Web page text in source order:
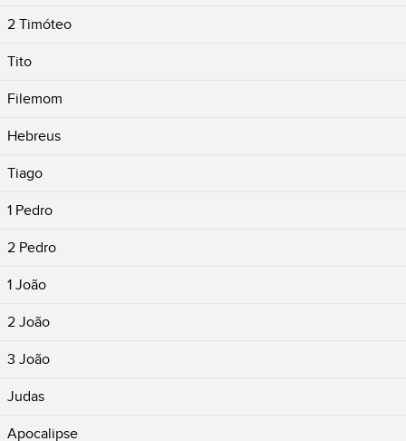
2 Timóteo
Tito
Filemom
Hebreus
Tiago
1 Pedro
2 Pedro
1 João
2 João
3 João
Judas
Apocalipse